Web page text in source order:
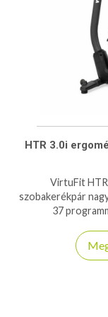
HTR 3.0i
VirtuFit
szobakerékpár
37